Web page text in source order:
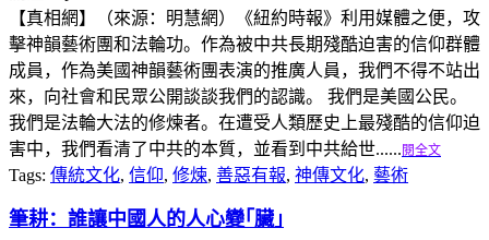
【真相網】（來源：明慧網）《紐約時報》利用媒體之便，攻
擊神韻藝術團和法輪功。作為被中共長期殘酷迫害的信仰群體
成員，作為美國神韻藝術團表演的推廣人員，我們不得不站出
來，向社會和民眾公開談談我們的認識。 我們是美國公民。
我們是法輪大法的修煉者。在遭受人類歷史上最殘酷的信仰迫
害中，我們看清了中共的本質，並看到中共給世...... 閱全文
Tags: 傳統文化, 信仰, 修煉, 善惡有報, 神傳文化, 藝術
筆耕：誰讓中國人的人心變｢臟｣